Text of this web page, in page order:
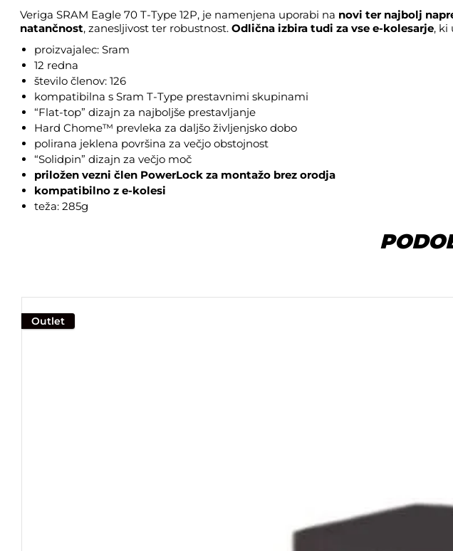
Veriga SRAM Eagle 70 T-Type 12P, je namenjena uporabi na novi ter najbolj
natančnost, zanesljivost ter robustnost. Odlična izbira tudi za vse e-kolesarje, ki
proizvajalec: Sram
12 redna
število členov: 126
kompatibilna s Sram T-Type prestavnimi skupinami
“Flat-top” dizajn za najboljše prestavljanje
Hard Chome™ prevleka za daljšo življenjsko dobo
polirana jeklena površina za večjo obstojnost
“Solidpin” dizajn za večjo moč
priložen vezni člen PowerLock za montažo brez orodja
kompatibilno z e-kolesi
teža: 285g
Outlet